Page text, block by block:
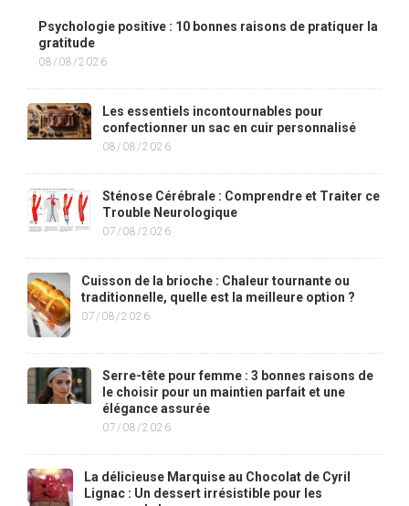
Psychologie positive : 10 bonnes raisons de pratiquer la
gratitude
08/08/2026
Les essentiels incontournables pour
confectionner un sac en cuir personnalisé
08/08/2026
Sténose Cérébrale : Comprendre et Traiter ce
Trouble Neurologique
07/08/2026
Cuisson de la brioche : Chaleur tournante ou
traditionnelle, quelle est la meilleure option ?
07/08/2026
Serre-tête pour femme : 3 bonnes raisons de
le choisir pour un maintien parfait et une
élégance assurée
07/08/2026
La délicieuse Marquise au Chocolat de Cyril
Lignac : Un dessert irrésistible pour les